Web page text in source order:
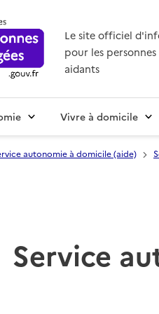
Le site officiel
pour les personnes
aidants
Vivre à domicile
autonomie à domicile (aide)
Service